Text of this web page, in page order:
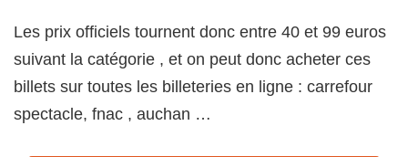
Les prix officiels tournent donc entre 40 et 99 euros
suivant la catégorie , et on peut donc acheter ces
billets sur toutes les billeteries en ligne : carrefour
spectacle, fnac , auchan …